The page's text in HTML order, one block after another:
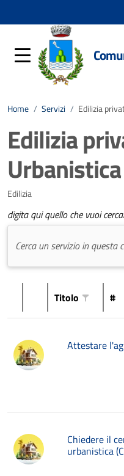
Home / Servizi / Edilizia
Edilizia
Urbanistica
Edilizia
digita qui quello che vuoi
Titolo #
Attestare
Chiedere il
urbanistica